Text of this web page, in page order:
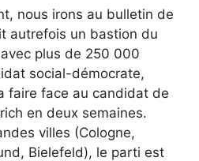
nous irons au bulletin de
autrefois un bastion du
plus de 250 000
social-démocrate,
faire face au candidat de
en deux semaines.
villes (Cologne,
Bielefeld), le parti est